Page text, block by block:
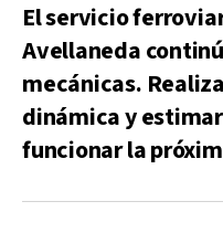
El servicio
Avellaneda
mecánicas.
dinámica y
funcionar la